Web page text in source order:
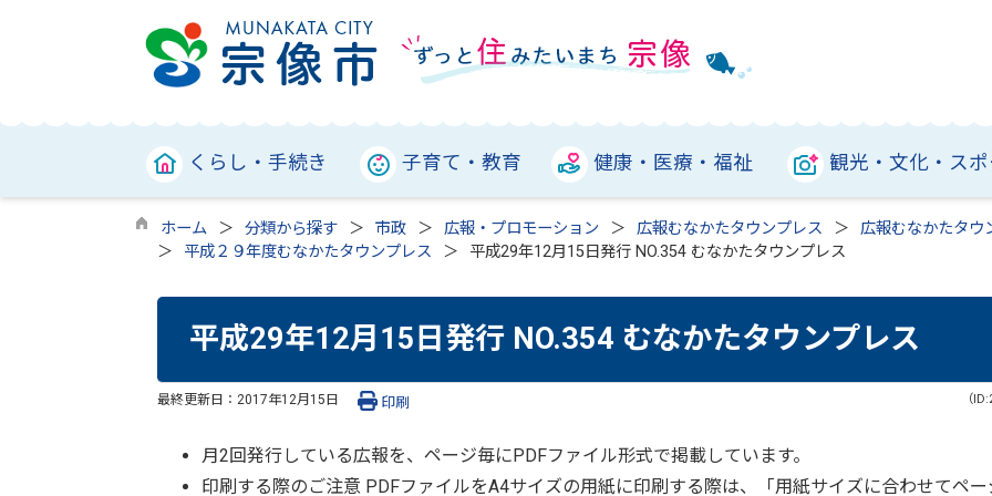
くらし・手続き 子育て・教育 健康・医療・福祉 観光・文化・ス
ホーム 分類から探す 市政 広報・プロモーション 広報むなかたタウンプレス
広報むなかたタウ
平成２９年度むなかたタウンプレス
平成29年12月15日発行 NO.354 むなかたタウンプレス
平成29年12月15日発行 NO.354 むなかたタウンプレス
最終更新日： 2017年12月15日 （
印刷
月2回発行している広報を、ページ毎にPDFファイル形式で掲載しています。
印刷する際のご注意 PDFファイルをA4サイズの用紙に印刷する際は、「用紙サイズに合わせてペー